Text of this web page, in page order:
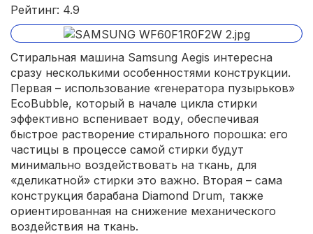
Рейтинг: 4.9
Стиральная машина Samsung Aegis интересна
сразу несколькими особенностями конструкции.
Первая – использование «генератора пузырьков»
EcoBubble, который в начале цикла стирки
эффективно вспенивает воду, обеспечивая
быстрое растворение стирального порошка: его
частицы в процессе самой стирки будут
минимально воздействовать на ткань, для
«деликатной» стирки это важно. Вторая – сама
конструкция барабана Diamond Drum, также
ориентированная на снижение механического
воздействия на ткань.